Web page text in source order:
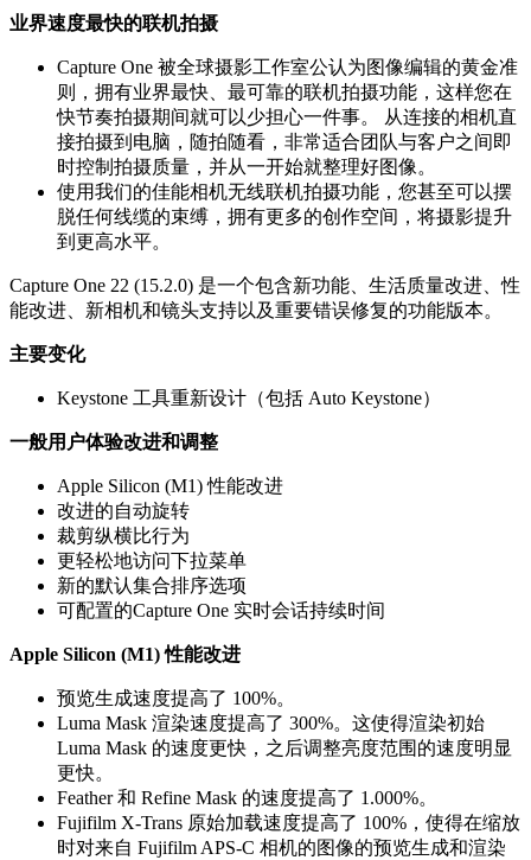
业界速度最快的联机拍摄
Capture One 被全球摄影工作室公认为图像编辑的黄金准
则，拥有业界最快、最可靠的联机拍摄功能，这样您在
快节奏拍摄期间就可以少担心一件事。 从连接的相机直
接拍摄到电脑，随拍随看，非常适合团队与客户之间即
时控制拍摄质量，并从一开始就整理好图像。
使用我们的佳能相机无线联机拍摄功能，您甚至可以摆
脱任何线缆的束缚，拥有更多的创作空间，将摄影提升
到更高水平。
Capture One 22 (15.2.0) 是一个包含新功能、生活质量改进、性
能改进、新相机和镜头支持以及重要错误修复的功能版本。
主要变化
Keystone 工具重新设计（包括 Auto Keystone）
一般用户体验改进和调整
Apple Silicon (M1) 性能改进
改进的自动旋转
裁剪纵横比行为
更轻松地访问下拉菜单
新的默认集合排序选项
可配置的Capture One 实时会话持续时间
Apple Silicon (M1) 性能改进
预览生成速度提高了 100%。
Luma Mask 渲染速度提高了 300%。这使得渲染初始
Luma Mask 的速度更快，之后调整亮度范围的速度明显
更快。
Feather 和 Refine Mask 的速度提高了 1.000%。
Fujifilm X-Trans 原始加载速度提高了 100%，使得在缩放
时对来自 Fujifilm APS-C 相机的图像的预览生成和渲染